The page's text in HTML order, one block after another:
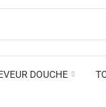
DOUCHE